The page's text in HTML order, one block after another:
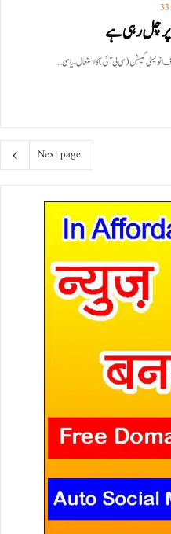
33
چل رہی ہے
انویسٹی گیشن (سی بی آئی) کا استعمال سیاسی…
Next page